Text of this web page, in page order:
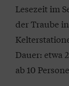
Lesezeit im
der Traube
Dauer: etwa
ab 10